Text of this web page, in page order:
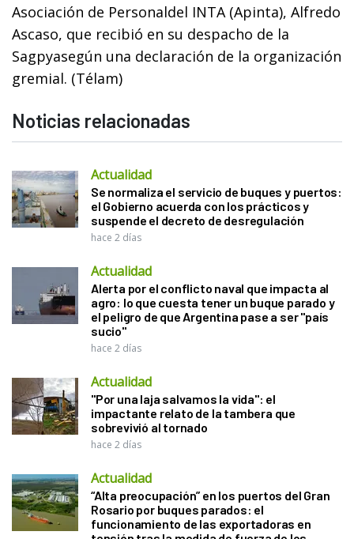
Asociación de Personaldel INTA (Apinta), Alfredo
Ascaso, que recibió en su despacho de la
Sagpyasegún una declaración de la organización
gremial. (Télam)
Noticias relacionadas
Actualidad
Se normaliza el servicio de buques y puertos:
el Gobierno acuerda con los prácticos y
suspende el decreto de desregulación
hace 2 días
Actualidad
Alerta por el conflicto naval que impacta al
agro: lo que cuesta tener un buque parado y
el peligro de que Argentina pase a ser "país
sucio"
hace 2 días
Actualidad
"Por una laja salvamos la vida": el
impactante relato de la tambera que
sobrevivió al tornado
hace 2 días
Actualidad
“Alta preocupación” en los puertos del Gran
Rosario por buques parados: el
funcionamiento de las exportadoras en